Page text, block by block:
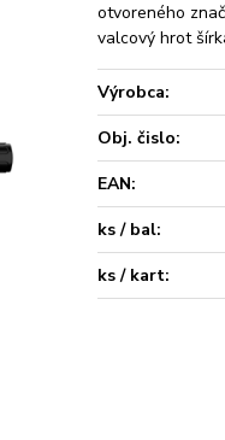
otvoreného
valcový hrot
Výrobca:
Obj. čislo:
EAN:
ks / bal:
ks / kart: